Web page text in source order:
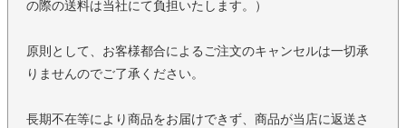
の際の送料は当社にて負担いたします。）
原則として、お客様都合によるご注文のキャンセルは一切承
りませんのでご了承ください。
長期不在等により商品をお届けできず、商品が当店に返送さ